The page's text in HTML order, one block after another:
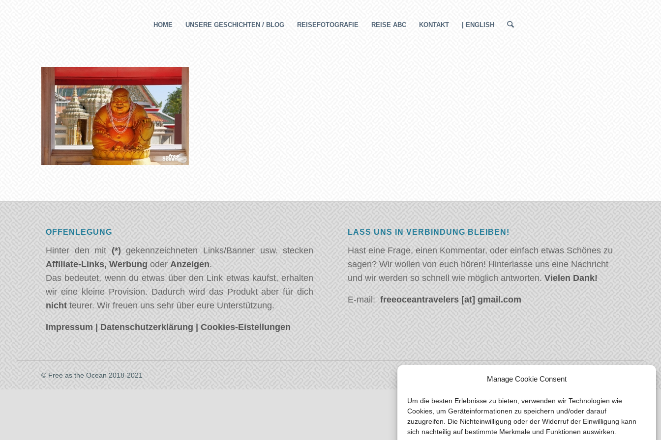
Manage Cookie Consent
Um die besten Erlebnisse zu bieten, verwenden wir Technologien wie
Cookies, um Geräteinformationen zu speichern und/oder darauf
zuzugreifen. Die Nichteinwilligung oder der Widerruf der Einwilligung kann
sich nachteilig auf bestimmte Merkmale und Funktionen auswirken.
HOME UNSERE GESCHICHTEN / BLOG REISEFOTOGRAFIE REISE ABC KONTAKT | ENGLISH
OFFENLEGUNG
Hinter den mit (*)gekennzeichneten Links/Banner usw. stecken
Affiliate-Links, Werbung oderAnzeigen.
Das bedeutet, wenn du etwas über den Link etwas kaufst, erhalten
wir eine kleine Provision. Dadurch wird das Produkt aber für dich
nicht teurer. Wir freuen uns sehr über eure Unterstützung.
Impressum | Datenschutzerklärung |Cookies-Eistellungen
LASS UNS IN VERBINDUNG BLEIBEN!
Hast eine Frage, einen Kommentar, oder einfach etwas Schönes zu
sagen? Wir wollen von euch hören! Hinterlasse uns eine Nachricht
und wir werden so schnell wie möglich antworten. Vielen Dank!
E-mail: freeoceantravelers [at] gmail.com
© Free as the Ocean 2018-2021